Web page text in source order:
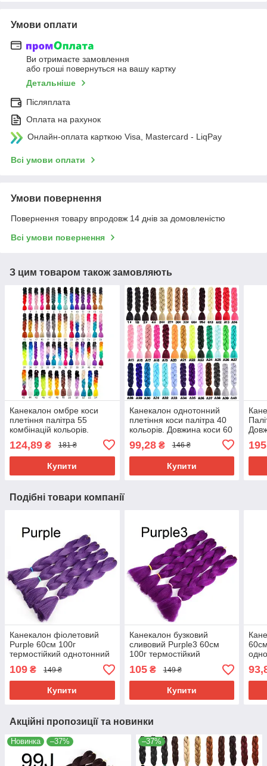
Умови оплати
Ви отримаєте замовлення
або гроші повернуться на вашу картку
Детальніше
Післяплата
Оплата на рахунок
Онлайн-оплата карткою Visa, Mastercard - LiqPay
Всі умови оплати
Умови повернення
Повернення товару впродовж 14 днів за домовленістю
Всі умови повернення
З цим товаром також замовляють
Канекалон омбре коси
плетіння палітра 55
комбінацій кольорів.
Термостійкий
124,89 ₴ 181 ₴
Купити
Канекалон однотонний
плетіння коси палітра 40
кольорів. Довжина коси 60
99,28₴ 146 ₴
Купити
195
Подібні товари компанії
Канекалон фіолетовий
Purple 60см 100г
термостійкий однотонний
Jumbo коса для плетіння
афро кіски дред брейдів
109 ₴ 149 ₴
Купити
Канекалон бузковий
сливовий Purple3 60см
100г термостійкий
однотонний Jumbo коса
для плетіння афро кіски
дред брейдів
105₴ 149 ₴
Купити
для
Акційні пропозиції та новинки
Новинка –37% –37%